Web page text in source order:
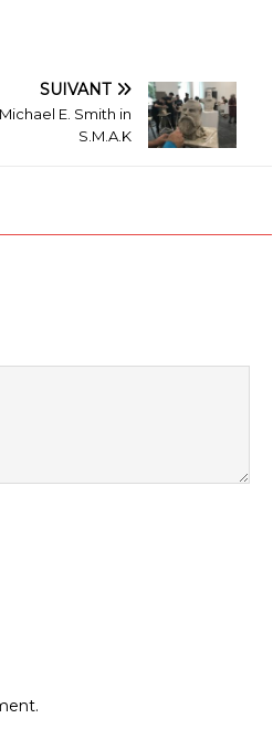
SUIVANT
E. Smith in
S.M.A.K